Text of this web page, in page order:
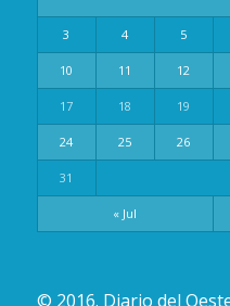
« Jul
3 4 5
10 11 12
17 18 19
24 25 26
31
© 2016. Diario del